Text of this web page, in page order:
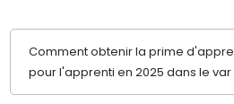
Comment obtenir la prime
pour l'apprenti en 2025 dans le